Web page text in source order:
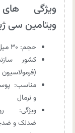
ویژگی
ویتامین سی
حجم: ۳۰ میل
کشور
(فرمولاسیون
مناسب:
و نرمال
ویژگی:
ضدلک و